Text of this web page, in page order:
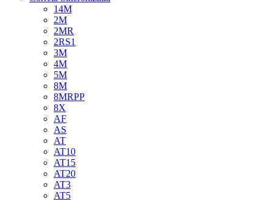
14M
2M
2MR
2RS1
3M
4M
5M
8M
8MRPP
8X
AF
AS
AT
AT10
AT15
AT20
AT3
AT5